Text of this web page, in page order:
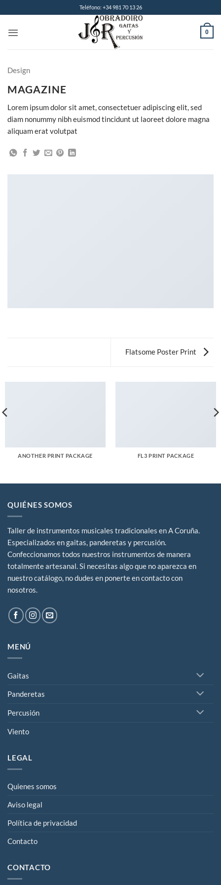
al
contenido
Teléfono: +34 981 70 13 26
0
Design
MAGAZINE
Lorem ipsum dolor sit amet, consectetuer adipiscing elit, sed
diam nonummy nibh euismod tincidunt ut laoreet dolore magna
aliquam erat volutpat
Flatsome Poster Print
ANOTHER PRINT PACKAGE FL3 PRINT PACKAGE
QUIÉNES SOMOS
Taller de instrumentos musicales tradicionales en A Coruña.
Especializados en gaitas, panderetas y percusión.
Confeccionamos todos nuestros instrumentos de manera
totalmente artesanal. Si necesitas algo que no aparezca en
nuestro catálogo, no dudes en ponerte en contacto con
nosotros.
MENÚ
Gaitas
Panderetas
Percusión
Viento
LEGAL
Quienes somos
Aviso legal
Política de privacidad
Contacto
CONTACTO